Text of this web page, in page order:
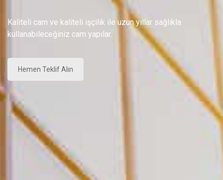
Kaliteli cam ve kaliteli işçilik ile uzun yıllar sağlıkla
kullanabileceğiniz cam yapılar.
Hemen Teklif Alın